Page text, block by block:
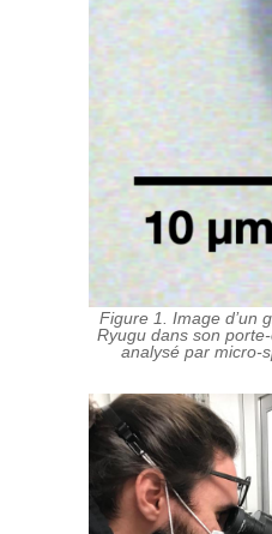
Figure 1. Image d’un
Ryugu dans son
analysé par micro-